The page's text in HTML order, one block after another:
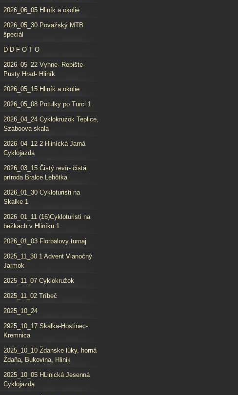
2026_06_05 Hliník a okolie
2026_05_30 Považský MTB
špeciál
D D F O T O
2026_05_22 Vyhne- Repište-
Pusty Hrad- Hliník
2026_05_15 Hliník a okolie
2026_05_08 Potulky po Turci 1
2026_04_24 Cyklokruzok Teplice,
Szaboova skala
2026_04_12 2 Hlinícká Jarná
Cyklojazda
2026_03_15 Čistý revír- čistá
príroda Bralce Lehôtka
2026_01_30 Cykloturisti na
Skalke 1
2026_01_11 (16)Cykloturisti na
bežkach v Hliníku 1
2026_01_03 Florbalovy turnaj
2025_11_30 1 Advent Vianočný
Jarmok
2025_11_07 Cyklokružok
2025_11_02 Tríbeč
2025_10_24
2925_10_17 Skalka-Hostinec-
Kremnica
2025_10_10 Ždanske lúky, horná
Ždaňa, Bukovina, Hlinik
2025_10_05 HLinická Jesenná
Cyklojazda